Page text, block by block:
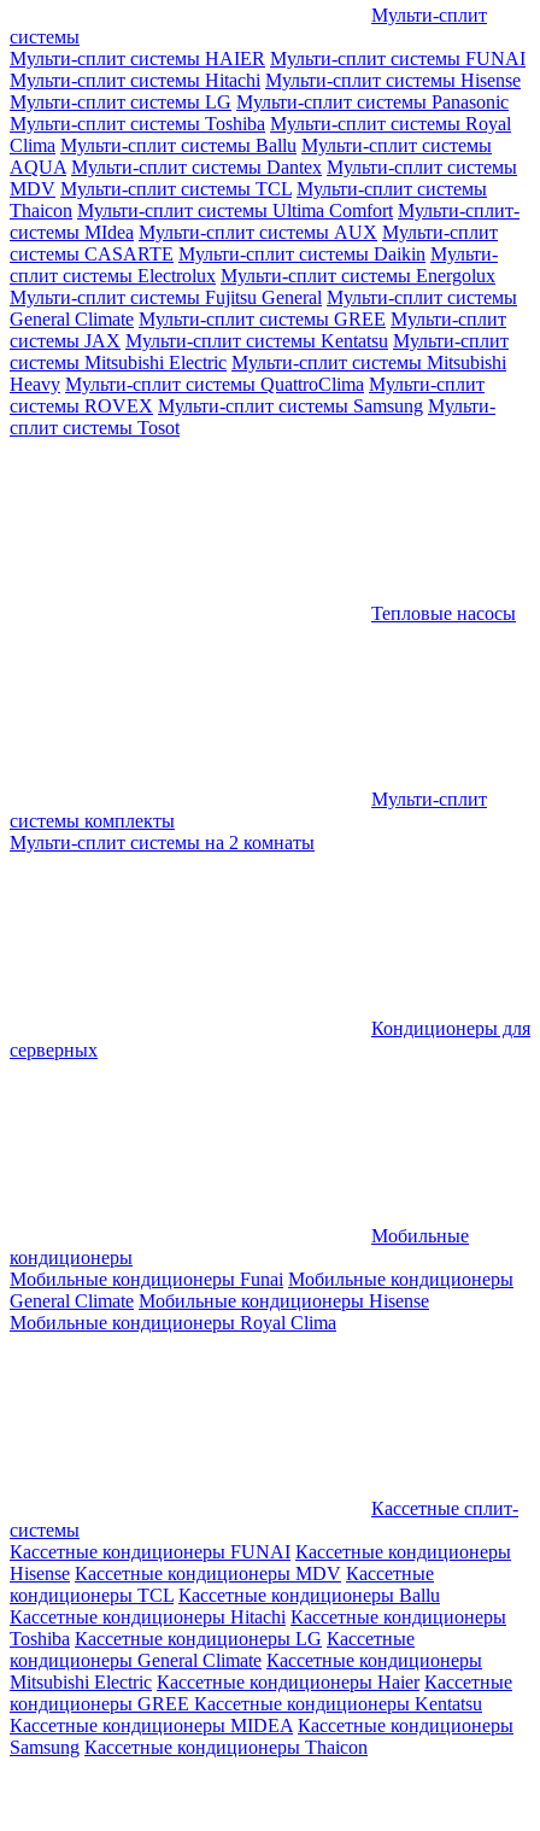
Мульти-сплит
системы
Мульти-сплит системы HAIER Мульти-сплит системы FUNAI
Мульти-сплит системы Hitachi Мульти-сплит системы Hisense
Мульти-сплит системы LG Мульти-сплит системы Panasonic
Мульти-сплит системы Toshiba Мульти-сплит системы Royal
Clima Мульти-сплит системы Ballu Мульти-сплит системы
AQUA Мульти-сплит системы Dantex Мульти-сплит системы
MDV Мульти-сплит системы TCL Мульти-сплит системы
Thaicon Мульти-сплит системы Ultima Comfort Мульти-сплит-
системы MIdea Мульти-сплит системы AUX Мульти-сплит
системы CASARTE Мульти-сплит системы Daikin Мульти-
сплит системы Electrolux Мульти-сплит системы Energolux
Мульти-сплит системы Fujitsu General Мульти-сплит системы
General Climate Мульти-сплит системы GREE Мульти-сплит
системы JAX Мульти-сплит системы Kentatsu Мульти-сплит
системы Mitsubishi Electric Мульти-сплит системы Mitsubishi
Heavy Мульти-сплит системы QuattroClima Мульти-сплит
системы ROVEX Мульти-сплит системы Samsung Мульти-
сплит системы Tosot
Тепловые насосы
Мульти-сплит
системы комплекты
Мульти-сплит системы на 2 комнаты
Кондиционеры для
серверных
Мобильные
кондиционеры
Мобильные кондиционеры Funai Мобильные кондиционеры
General Climate Мобильные кондиционеры Hisense
Мобильные кондиционеры Royal Clima
Кассетные сплит-
системы
Кассетные кондиционеры FUNAI Кассетные кондиционеры
Hisense Кассетные кондиционеры MDV Кассетные
кондиционеры TCL Кассетные кондиционеры Ballu
Кассетные кондиционеры Hitachi Кассетные кондиционеры
Toshiba Кассетные кондиционеры LG Кассетные
кондиционеры General Climate Кассетные кондиционеры
Mitsubishi Electric Кассетные кондиционеры Haier Кассетные
кондиционеры GREE Кассетные кондиционеры Kentatsu
Кассетные кондиционеры MIDEA Кассетные кондиционеры
Samsung Кассетные кондиционеры Thaicon